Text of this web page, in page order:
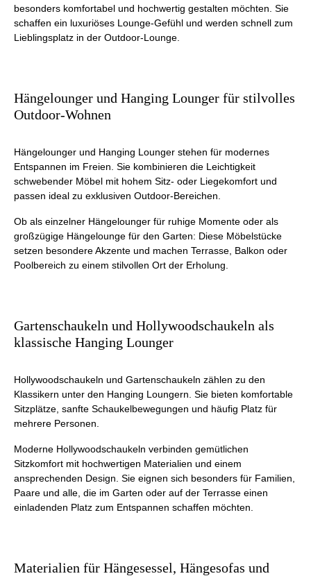
besonders komfortabel und hochwertig gestalten möchten. Sie
schaffen ein luxuriöses Lounge-Gefühl und werden schnell zum
Lieblingsplatz in der Outdoor-Lounge.
Hängelounger und Hanging Lounger für stilvolles
Outdoor-Wohnen
Hängelounger und Hanging Lounger stehen für modernes
Entspannen im Freien. Sie kombinieren die Leichtigkeit
schwebender Möbel mit hohem Sitz- oder Liegekomfort und
passen ideal zu exklusiven Outdoor-Bereichen.
Ob als einzelner Hängelounger für ruhige Momente oder als
großzügige Hängelounge für den Garten: Diese Möbelstücke
setzen besondere Akzente und machen Terrasse, Balkon oder
Poolbereich zu einem stilvollen Ort der Erholung.
Gartenschaukeln und Hollywoodschaukeln als
klassische Hanging Lounger
Hollywoodschaukeln und Gartenschaukeln zählen zu den
Klassikern unter den Hanging Loungern. Sie bieten komfortable
Sitzplätze, sanfte Schaukelbewegungen und häufig Platz für
mehrere Personen.
Moderne Hollywoodschaukeln verbinden gemütlichen
Sitzkomfort mit hochwertigen Materialien und einem
ansprechenden Design. Sie eignen sich besonders für Familien,
Paare und alle, die im Garten oder auf der Terrasse einen
einladenden Platz zum Entspannen schaffen möchten.
Materialien für Hängesessel, Hängesofas und